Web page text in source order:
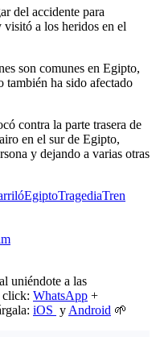
del accidente para
visitó a los heridos en el
son comunes en Egipto,
también ha sido afectado
contra la parte trasera de
en el sur de Egipto,
y dejando a varias otras
EgiptoTragediaTren
uniéndote a las
click: WhatsApp +
iOS y Android 🌱